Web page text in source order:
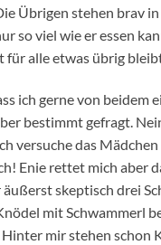
Übrigen stehen brav
so viel wie er essen
für alle etwas übrig
ich gerne von beidem
bestimmt gefragt.
versuche das
Enie rettet mich aber
skeptisch drei
mit Schwammerl
mir stehen schon